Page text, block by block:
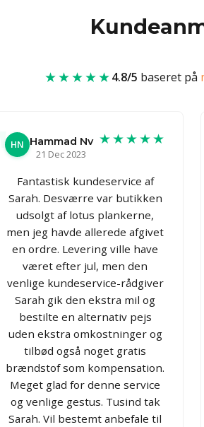
★★★★★4.8/5 baseret på
HN Hammad Nv
21 Dec 2023
★★★★★
Fantastisk kundeservice af
Sarah. Desværre var butikken
udsolgt af lotus plankerne,
men jeg havde allerede afgivet
en ordre. Levering ville have
været efter jul, men den
venlige kundeservice-rådgiver
Sarah gik den ekstra mil og
bestilte en alternativ pejs
uden ekstra omkostninger og
tilbød også noget gratis
brændstof som kompensation.
Meget glad for denne service
og venlige gestus. Tusind tak
Sarah. Vil bestemt anbefale til